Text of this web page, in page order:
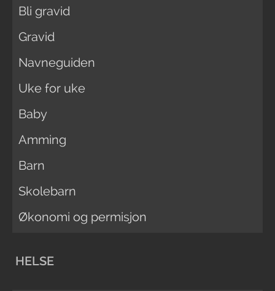
Bli gravid
Gravid
Navneguiden
Uke for uke
Baby
Amming
Barn
Skolebarn
Økonomi og permisjon
HELSE